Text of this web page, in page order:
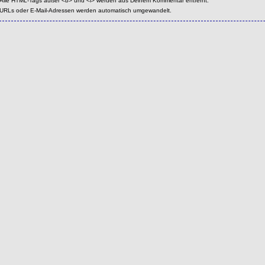
oder E-Mail-Adressen werden automatisch umgewandelt.